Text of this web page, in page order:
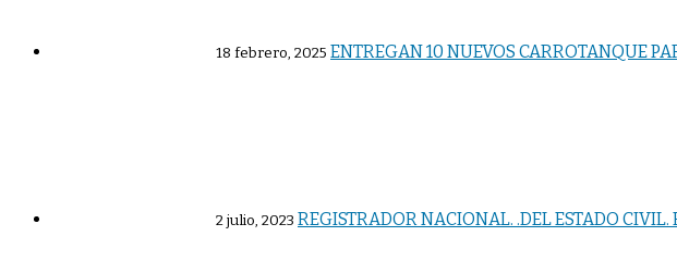
18 febrero, 2025 ENTREGAN 10 NUEVOS CARROTANQUE
2 julio, 2023 REGISTRADOR NACIONAL. .DEL ESTADO